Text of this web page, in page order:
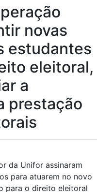
novas
estudantes
eleitoral,
a
prestação
da Unifor assinaram
para atuarem no novo
para o direito eleitoral